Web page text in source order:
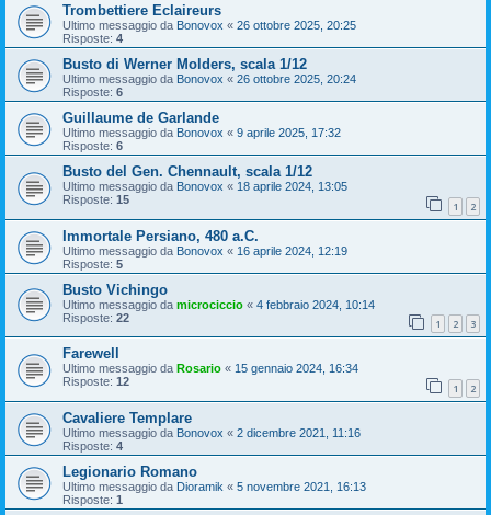
Trombettiere Eclaireurs
Ultimo messaggio da Bonovox « 26 ottobre 2025, 20:25
Risposte: 4
Busto di Werner Molders, scala 1/12
Ultimo messaggio da Bonovox « 26 ottobre 2025, 20:24
Risposte: 6
Guillaume de Garlande
Ultimo messaggio da Bonovox « 9 aprile 2025, 17:32
Risposte: 6
Busto del Gen. Chennault, scala 1/12
Ultimo messaggio da Bonovox « 18 aprile 2024, 13:05
Risposte: 15 1 2
Immortale Persiano, 480 a.C.
Ultimo messaggio da Bonovox « 16 aprile 2024, 12:19
Risposte: 5
Busto Vichingo
Ultimo messaggio da microciccio « 4 febbraio 2024, 10:14
Risposte: 22 1 2 3
Farewell
Ultimo messaggio da Rosario « 15 gennaio 2024, 16:34
Risposte: 12 1 2
Cavaliere Templare
Ultimo messaggio da Bonovox « 2 dicembre 2021, 11:16
Risposte: 4
Legionario Romano
Ultimo messaggio da Dioramik « 5 novembre 2021, 16:13
Risposte: 1